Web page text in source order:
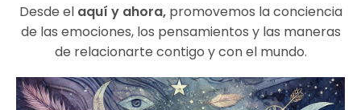
Desde el aquí y ahora,promovemos la conciencia
de las emociones, los pensamientos y las maneras
de relacionarte contigo y con el mundo.